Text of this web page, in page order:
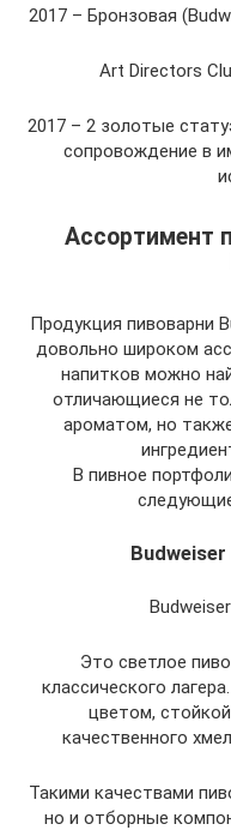
2017 – Бронзовая
Art Directors
2017 – 2 золотые
сопровождение в
Ассортимент
Продукция пивоварни
довольно широком
напитков можно
отличающиеся не
ароматом, но
В пивное
Budweiser
Это светлое
классического
цветом,
качественного
Такими качествами
но и отборные